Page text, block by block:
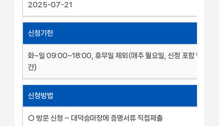
2025-07-21
신청기한
화~일 09:00~18:00, 휴무일 제외(매주 월요일, 신정 포함 명절 연
간)
신청방법
○ 방문 신청 – 대덕승마장에 증명서류 직접제출